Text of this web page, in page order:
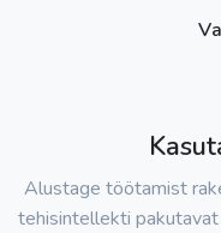
Alustage töötamist
tehisintellekti